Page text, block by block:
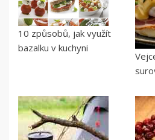
10 způsobů, jak využít
bazalku v kuchyni